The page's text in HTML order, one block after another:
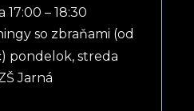
– 18:30
so zbraňami (od
pondelok, streda
Jarná